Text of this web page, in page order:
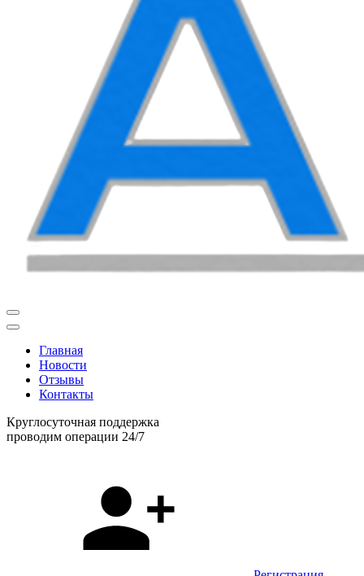
Главная
Новости
Отзывы
Контакты
Круглосуточная поддержка
проводим операции 24/7